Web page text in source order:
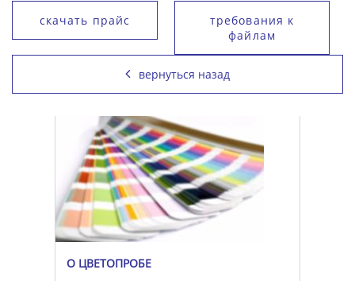
скачать прайс
требования к
файлам
вернуться назад
О ЦВЕТОПРОБЕ